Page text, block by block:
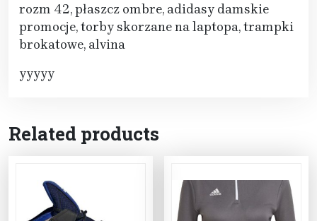
rozm 42, płaszcz ombre, adidasy damskie
promocje, torby skorzane na laptopa, trampki
brokatowe, alvina
yyyyy
Related products